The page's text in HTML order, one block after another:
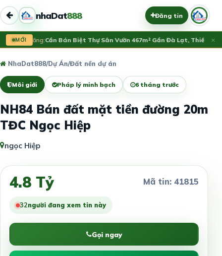
nhaDat888 Đăng tin
MỚI
Vừa đăng:Cần Bán Biệt Thự Sân Vườn 467m² Gần Đà Lạt, Thiết Kế×
NhaDat888/Dự Án/Đất nền dự án
Môi giới Pháp lý minh bạch 6 tháng trước
NH84 Bán đất mặt tiền đường 20m
TĐC Ngọc Hiệp
ngọc Hiệp
4.8 Tỷ Mã tin: 41815
35người đang xem tin này
Gọi ngay